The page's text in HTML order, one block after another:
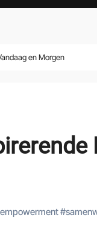
en Morgen
empowerment#